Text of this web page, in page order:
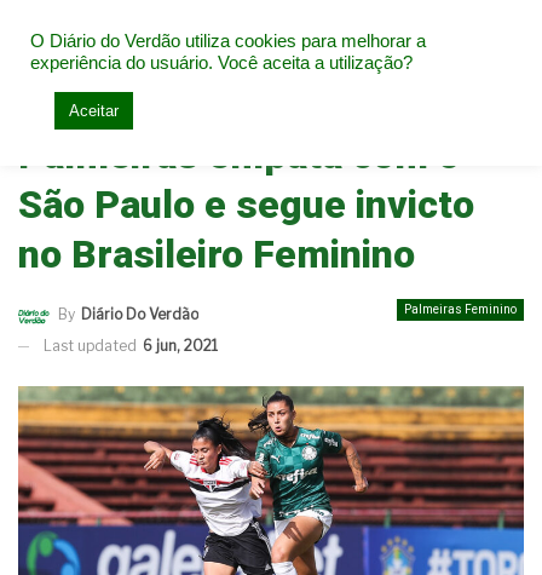
Home Palmeiras Feminino
Palmeiras empata com o
São Paulo e segue invicto
no Brasileiro Feminino
Palmeiras Feminino
By Diário Do Verdão
Last updated 6 jun, 2021
O Diário do Verdão utiliza cookies para melhorar a
experiência do usuário. Você aceita a utilização?
Aceitar